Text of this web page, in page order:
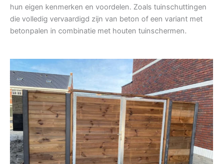
hun eigen kenmerken en voordelen. Zoals tuinschuttingen
die volledig vervaardigd zijn van beton of een variant met
betonpalen in combinatie met houten tuinschermen.